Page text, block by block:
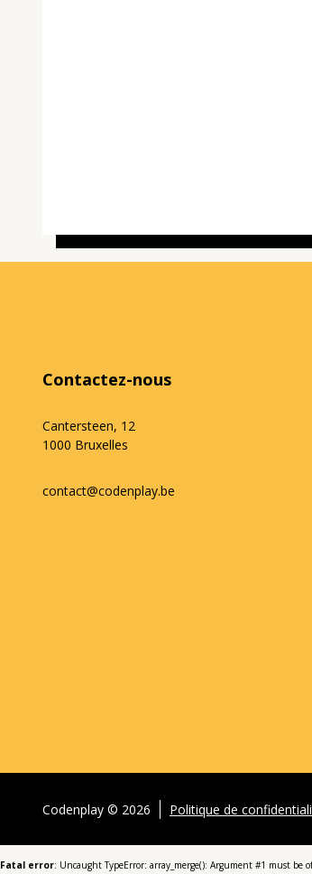
Contactez-nous
Cantersteen, 12
1000 Bruxelles
contact@codenplay.be
Codenplay © 2026 Politique de
Fatal error: Uncaught TypeError: array_merge(): Argument #1 must